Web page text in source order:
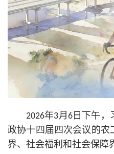
2026年3月6日下午，
政协十四届四次会议的农
界、社会福利和社会保障